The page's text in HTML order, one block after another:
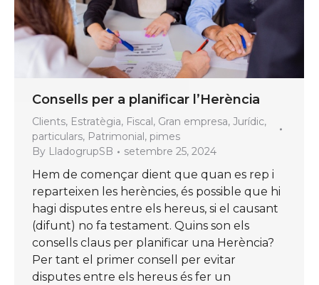
Consells per a planificar l’Herència
Clients, Estratègia, Fiscal, Gran empresa, Jurídic,
particulars, Patrimonial, pimes
By LladogrupSB setembre 25, 2024
Hem de començar dient que quan es rep i
reparteixen les herències, és possible que hi
hagi disputes entre els hereus, si el causant
(difunt) no fa testament. Quins son els
consells claus per planificar una Herència?
Per tant el primer consell per evitar
disputes entre els hereus és fer un